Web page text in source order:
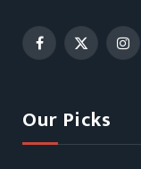
Facebook
X
Our Picks